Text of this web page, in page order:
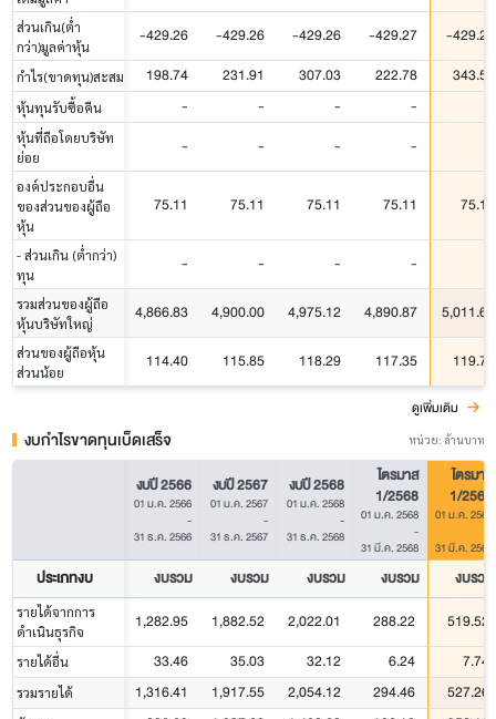
ส่วนเกิน(ต่ำ
กว่า)มูลค่าหุ้น
-429.26 -429.26 -429.26 -429.27 -429.27
กำไร(ขาดทุน)สะสม 198.74 231.91 307.03 222.78 343.56
หุ้นทุนรับซื้อคืน - - - -
หุ้นที่ถือโดยบริษัท
ย่อย
- - - -
องค์ประกอบอื่น
ของส่วนของผู้ถือ
หุ้น
75.11 75.11 75.11 75.11 75.11
- ส่วนเกิน (ต่ำกว่า)
ทุน
- - - -
รวมส่วนของผู้ถือ
หุ้นบริษัทใหญ่
4,866.83 4,900.00 4,975.12 4,890.87 5,011.65
ส่วนของผู้ถือหุ้น
ส่วนน้อย
114.40 115.85 118.29 117.35 119.75
ดูเพิ่มเติม
งบกำไรขาดทุนเบ็ดเสร็จ หน่วย: ล้านบาท
งบปี 2566
01 ม.ค. 2566
-
31 ธ.ค. 2566
งบปี 2567
01 ม.ค. 2567
-
31 ธ.ค. 2567
งบปี 2568
01 ม.ค. 2568
-
31 ธ.ค. 2568
ไตรมาส
1/2568
01 ม.ค. 2568
-
31 มี.ค. 2568
ไตรมาส
1/2569
01 ม.ค. 2569
31 มี.ค. 2569
ประเภทงบ งบรวม งบรวม งบรวม งบรวม งบรวม
รายได้จากการ
ดำเนินธุรกิจ
1,282.95 1,882.52 2,022.01 288.22 519.52
รายได้อื่น 33.46 35.03 32.12 6.24 7.74
รวมรายได้ 1,316.41 1,917.55 2,054.12 294.46 527.26